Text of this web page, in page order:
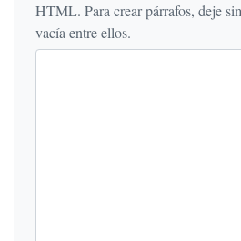
HTML. Para crear párrafos, deje
vacía entre ellos.